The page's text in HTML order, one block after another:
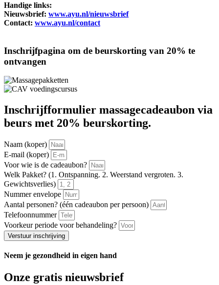
Handige links:
Nieuwsbrief: www.ayu.nl/nieuwsbrief
Contact: www.ayu.nl/contact
Inschrijfpagina om de beurskorting van 20% te
ontvangen
Inschrijfformulier massagecadeaubon via
beurs met 20% beurskorting.
Naam (koper)
E-mail (koper)
Voor wie is de cadeaubon?
Welk Pakket? (1. Ontspanning. 2. Weerstand vergroten. 3.
Gewichtsverlies)
Nummer envelope
Aantal personen? (één cadeaubon per persoon)
Telefoonnummer
Voorkeur periode voor behandeling?
Verstuur inschrijving
Neem je gezondheid in eigen hand
Onze gratis nieuwsbrief